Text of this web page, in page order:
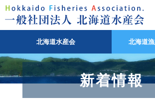
北海道水産会 北海道
新着情報